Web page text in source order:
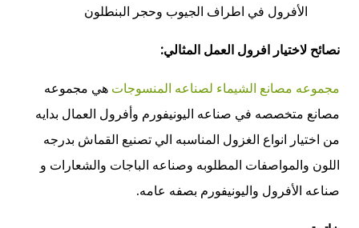
الأفرول في اطراف الجيوب وحجر البنطلون
نصائح لاختيار افرول العمل المثالي:
مجموعه مصانع الشيماء لصناعه المنسوجات هي مجموعه
مصانع متخصصه في صناعه اليونيفورم وأفرول العمال بدايه
من اختيار انواع الغزول المناسبه الي تصنيع القماش بدرجه
اللون والمواصفات المطلوبه وصناعه الباجات والشعارات و
صناعه الأفرول واليونيفورم بصفه عامه.